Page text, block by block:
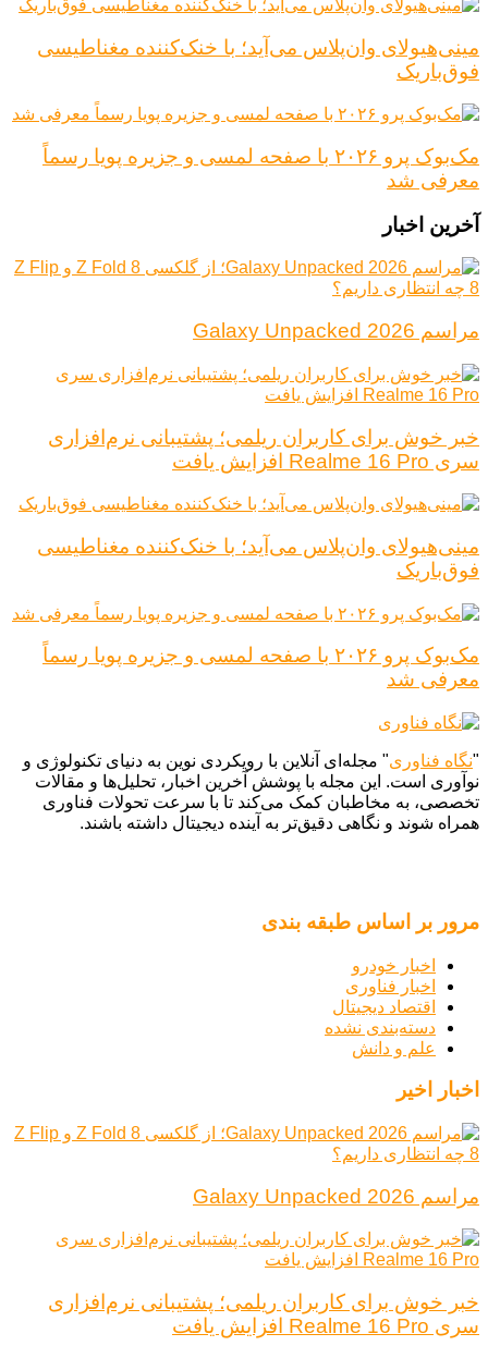
مینی‌هیولای وان‌پلاس می‌آید؛ با خنک‌کننده مغناطیسی
فوق‌باریک
مک‌بوک پرو ۲۰۲۶ با صفحه لمسی و جزیره پویا رسماً
معرفی شد
آخرین اخبار
مراسم Galaxy Unpacked 2026
خبر خوش برای کاربران ریلمی؛ پشتیبانی نرم‌افزاری
سری Realme 16 Pro افزایش یافت
مینی‌هیولای وان‌پلاس می‌آید؛ با خنک‌کننده مغناطیسی
فوق‌باریک
مک‌بوک پرو ۲۰۲۶ با صفحه لمسی و جزیره پویا رسماً
معرفی شد
"نگاه فناوری" مجله‌ای آنلاین با رویکردی نوین به دنیای تکنولوژی و
نوآوری است. این مجله با پوشش آخرین اخبار، تحلیل‌ها و مقالات
تخصصی، به مخاطبان کمک می‌کند تا با سرعت تحولات فناوری
همراه شوند و نگاهی دقیق‌تر به آینده دیجیتال داشته باشند.
مرور بر اساس طبقه بندی
اخبار خودرو
اخبار فناوری
اقتصاد دیجیتال
دسته‌بندی نشده
علم و دانش
اخبار اخیر
مراسم Galaxy Unpacked 2026
خبر خوش برای کاربران ریلمی؛ پشتیبانی نرم‌افزاری
سری Realme 16 Pro افزایش یافت